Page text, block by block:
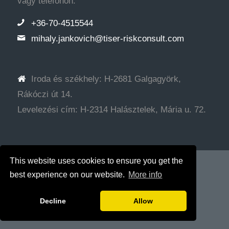
This website uses cookies to ensure you get the
best experience on our website. More info
Decline Allow
+36-70-4515544
mihaly.jankovich@tiser-riskconsult.com
Iroda és székhely: H-2681 Galgagyörk,
Rákóczi út 14.
Levelezési cím: H-2314 Halásztelek, Mária u. 72.
© Copyright - Tiser Tanácsadó Kft. Web development: SRG